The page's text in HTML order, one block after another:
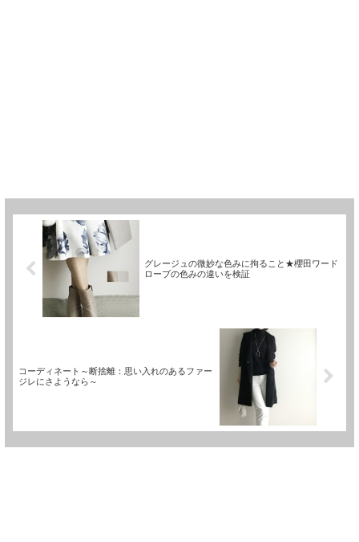
グレージュの微妙な色みに拘ること★櫻田ワード
ローブの色みの違いを検証
コーディネート～断捨離：思い入れのあるファー
ジレにさようなら～